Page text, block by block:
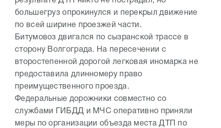
большегруз опрокинулся и перекрыл движение
по всей ширине проезжей части.
Битумовоз двигался по сызранской трассе в
сторону Волгограда. На пересечении с
второстепенной дорогой легковая иномарка не
предоставила длинномеру право
преимущественного проезда.
Федеральные дорожники совместно со
службами ГИБДД и МЧС оперативно приняли
меры по организации объезда места ДТП по